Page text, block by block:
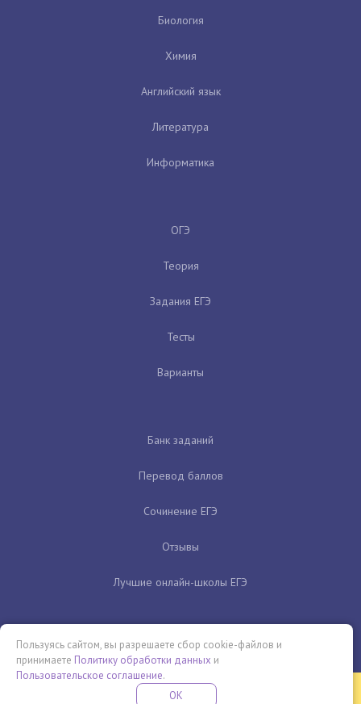
Биология
Химия
Английский язык
Литература
Информатика
ОГЭ
Теория
Задания ЕГЭ
Тесты
Варианты
Банк заданий
Перевод баллов
Сочинение ЕГЭ
Отзывы
Лучшие онлайн-школы ЕГЭ
Бесплатная летняя школа
Пользуясь сайтом, вы разрешаете сбор cookie-файлов и
принимаете Политику обработки данных и
Пользовательское соглашение.
OK